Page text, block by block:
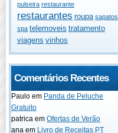
pulseira restaurante
restaurantes roupa sapatos
spa telemoveis tratamento
viagens vinhos
Comentários Recentes
Paulo em Panda de Peluche
Gratuito
patrica em Ofertas de Verão
ana em Livro de Receitas PT